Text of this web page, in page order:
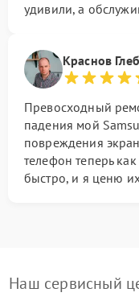
удивили, а
Краснов Глеб
Превосходный
падения мой
повреждения
телефон теперь
быстро, и я ценю
Наш сервисный